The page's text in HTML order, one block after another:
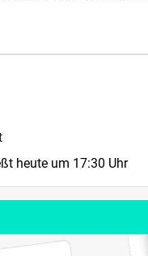
heute um 17:30 Uhr